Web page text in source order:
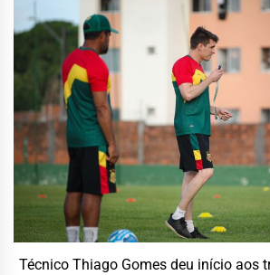
Técnico Thiago Gomes deu início aos